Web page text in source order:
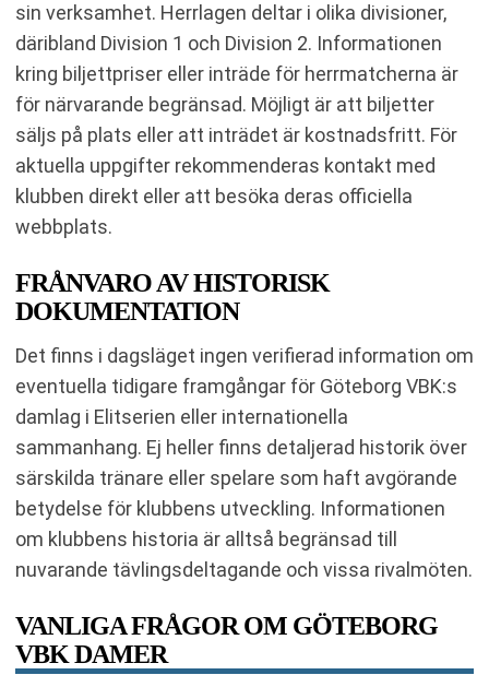
sin verksamhet. Herrlagen deltar i olika divisioner,
däribland Division 1 och Division 2. Informationen
kring biljettpriser eller inträde för herrmatcherna är
för närvarande begränsad. Möjligt är att biljetter
säljs på plats eller att inträdet är kostnadsfritt. För
aktuella uppgifter rekommenderas kontakt med
klubben direkt eller att besöka deras officiella
webbplats.
FRÅNVARO AV HISTORISK
DOKUMENTATION
Det finns i dagsläget ingen verifierad information om
eventuella tidigare framgångar för Göteborg VBK:s
damlag i Elitserien eller internationella
sammanhang. Ej heller finns detaljerad historik över
särskilda tränare eller spelare som haft avgörande
betydelse för klubbens utveckling. Informationen
om klubbens historia är alltså begränsad till
nuvarande tävlingsdeltagande och vissa rivalmöten.
VANLIGA FRÅGOR OM GÖTEBORG
VBK DAMER